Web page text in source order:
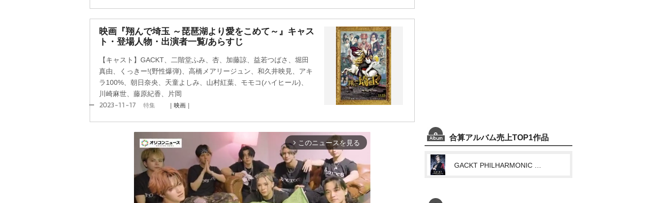
映画『翔んで埼玉 ～琵琶湖より愛をこめて～』キャス
ト・登場人物・出演者一覧/あらすじ
【キャスト】GACKT、二階堂ふみ、杏、加藤諒、益若つばさ、堀田
真由、くっきー!(野性爆弾)、高橋メアリージュン、和久井映見、アキ
ラ100%、朝日奈央、天童よしみ、山村紅葉、モモコ(ハイヒール)、
川崎麻世、藤原紀香、片岡
2023-11-17 特集 ｜映画｜
arrow_forward_ios このニュースを見る
合算アルバム売上TOP1作品